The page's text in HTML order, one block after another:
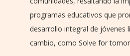
programas educativos que
desarrollo integral de jóvenes
cambio, como Solve for